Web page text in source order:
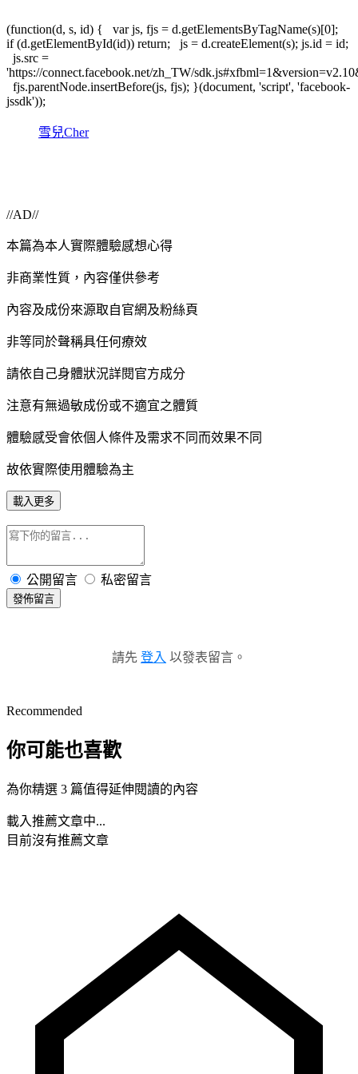
(function(d, s, id) { var js, fjs = d.getElementsByTagName(s)[0];
if (d.getElementById(id)) return; js = d.createElement(s); js.id = id;
js.src =
'https://connect.facebook.net/zh_TW/
fjs.parentNode.insertBefore(js, fjs); }(document, 'script', 'facebook-
jssdk'));
雪兒Cher
//AD//
本篇為本人實際體驗感想心得
非商業性質，內容僅供參考
內容及成份來源取自官網及粉絲頁
非等同於聲稱具任何療效
請依自己身體狀況詳閱官方成分
注意有無過敏成份或不適宜之體質
體驗感受會依個人條件及需求不同而效果不同
故依實際使用體驗為主
載入更多
公開留言 私密留言
發佈留言
請先 登入 以發表留言。
Recommended
你可能也喜歡
為你精選 3 篇值得延伸閱讀的內容
載入推薦文章中...
目前沒有推薦文章